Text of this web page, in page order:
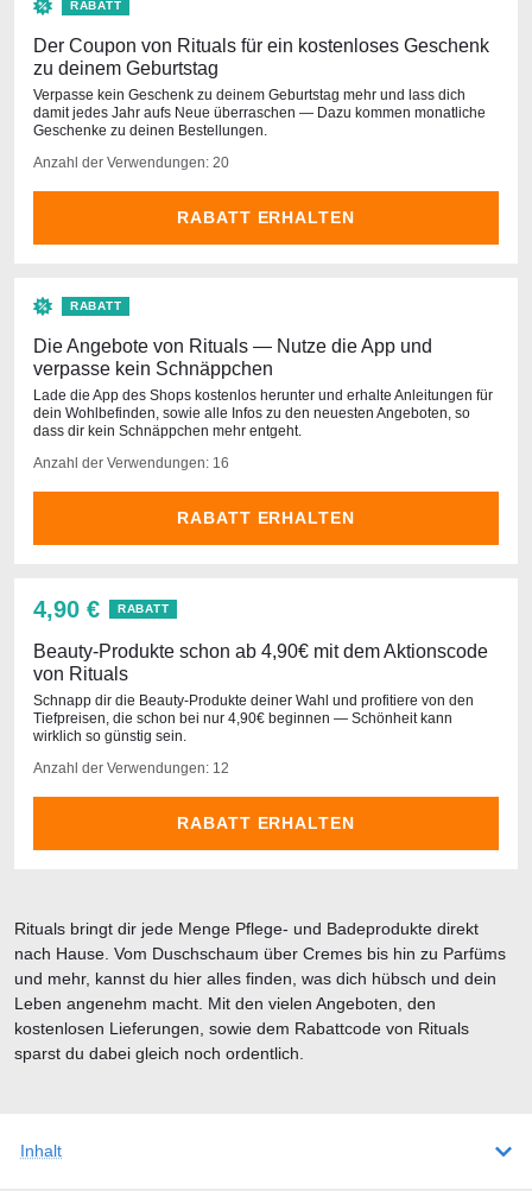
RABATT
Der Coupon von Rituals für ein kostenloses Geschenk
zu deinem Geburtstag
Verpasse kein Geschenk zu deinem Geburtstag mehr und lass dich
damit jedes Jahr aufs Neue überraschen — Dazu kommen monatliche
Geschenke zu deinen Bestellungen.
Anzahl der Verwendungen: 20
RABATT ERHALTEN
RABATT
Die Angebote von Rituals — Nutze die App und
verpasse kein Schnäppchen
Lade die App des Shops kostenlos herunter und erhalte Anleitungen für
dein Wohlbefinden, sowie alle Infos zu den neuesten Angeboten, so
dass dir kein Schnäppchen mehr entgeht.
Anzahl der Verwendungen: 16
RABATT ERHALTEN
4,90 € RABATT
Beauty-Produkte schon ab 4,90€ mit dem Aktionscode
von Rituals
Schnapp dir die Beauty-Produkte deiner Wahl und profitiere von den
Tiefpreisen, die schon bei nur 4,90€ beginnen — Schönheit kann
wirklich so günstig sein.
Anzahl der Verwendungen: 12
RABATT ERHALTEN
Inhalt
Rituals bringt dir jede Menge Pflege- und Badeprodukte direkt
nach Hause. Vom Duschschaum über Cremes bis hin zu Parfüms
und mehr, kannst du hier alles finden, was dich hübsch und dein
Leben angenehm macht. Mit den vielen Angeboten, den
kostenlosen Lieferungen, sowie dem Rabattcode von Rituals
sparst du dabei gleich noch ordentlich.